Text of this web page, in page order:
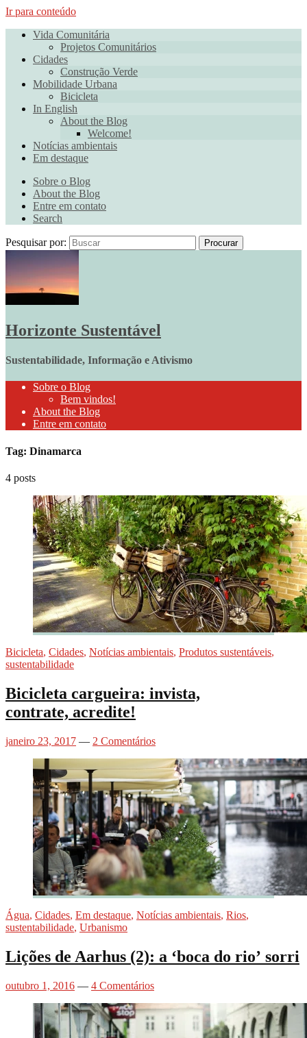
Ir para conteúdo
Vida Comunitária
Projetos Comunitários
Cidades
Construção Verde
Mobilidade Urbana
Bicicleta
In English
About the Blog
Welcome!
Notícias ambientais
Em destaque
Sobre o Blog
About the Blog
Entre em contato
Search
Pesquisar por: Procurar
Horizonte Sustentável
Sustentabilidade, Informação e Ativismo
Sobre o Blog
Bem vindos!
About the Blog
Entre em contato
Tag: Dinamarca
4 posts
Bicicleta, Cidades, Notícias ambientais, Produtos sustentáveis,
sustentabilidade
Bicicleta cargueira: invista,
contrate, acredite!
janeiro 23, 2017 — 2 Comentários
Água, Cidades, Em destaque, Notícias ambientais, Rios,
sustentabilidade, Urbanismo
Lições de Aarhus (2): a ‘boca do rio’ sorri
outubro 1, 2016 — 4 Comentários